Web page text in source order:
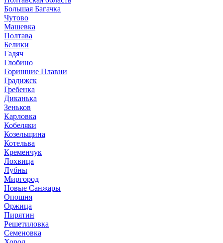
Большая Багачка
Чутово
Машевка
Полтава
Белики
Гадяч
Глобино
Горишние Плавни
Градижск
Гребенка
Диканька
Зеньков
Карловка
Кобеляки
Козельщина
Котельва
Кременчук
Лохвица
Лубны
Миргород
Новые Санжары
Опошня
Оржица
Пирятин
Решетиловка
Семеновка